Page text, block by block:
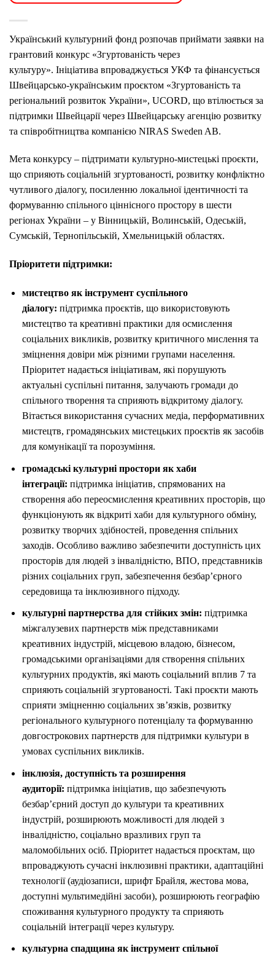
Український культурний фонд розпочав приймати заявки на
грантовий конкурс «Згуртованість через
культуру». Ініціатива впроваджується УКФ та фінансується
Швейцарсько-українським проєктом «Згуртованість та
регіональний розвиток України», UCORD, що втілюється за
підтримки Швейцарії через Швейцарську агенцію розвитку
та співробітництва компанією NIRAS Sweden AB.
Мета конкурсу – підтримати культурно-мистецькі проєкти,
що сприяють соціальній згуртованості, розвитку конфліктно
чутливого діалогу, посиленню локальної ідентичності та
формуванню спільного ціннісного простору в шести
регіонах України – у Вінницькій, Волинській, Одеській,
Сумській, Тернопільській, Хмельницькій областях.
Пріоритети підтримки:
мистецтво як інструмент суспільного
діалогу: підтримка проєктів, що використовують
мистецтво та креативні практики для осмислення
соціальних викликів, розвитку критичного мислення та
зміцнення довіри між різними групами населення.
Пріоритет надається ініціативам, які порушують
актуальні суспільні питання, залучають громади до
спільного творення та сприяють відкритому діалогу.
Вітається використання сучасних медіа, перформативних
мистецтв, громадянських мистецьких проєктів як засобів
для комунікації та порозуміння.
громадські культурні простори як хаби
інтеграції: підтримка ініціатив, спрямованих на
створення або переосмислення креативних просторів, що
функціонують як відкриті хаби для культурного обміну,
розвитку творчих здібностей, проведення спільних
заходів. Особливо важливо забезпечити доступність цих
просторів для людей з інвалідністю, ВПО, представників
різних соціальних груп, забезпечення безбар’єрного
середовища та інклюзивного підходу.
культурні партнерства для стійких змін: підтримка
міжгалузевих партнерств між представниками
креативних індустрій, місцевою владою, бізнесом,
громадськими організаціями для створення спільних
культурних продуктів, які мають соціальний вплив 7 та
сприяють соціальній згуртованості. Такі проєкти мають
сприяти зміцненню соціальних зв’язків, розвитку
регіонального культурного потенціалу та формуванню
довгострокових партнерств для підтримки культури в
умовах суспільних викликів.
інклюзія, доступність та розширення
аудиторії: підтримка ініціатив, що забезпечують
безбар’єрний доступ до культури та креативних
індустрій, розширюють можливості для людей з
інвалідністю, соціально вразливих груп та
маломобільних осіб. Пріоритет надається проєктам, що
впроваджують сучасні інклюзивні практики, адаптаційні
технології (аудіозаписи, шрифт Брайля, жестова мова,
доступні мультимедійні засоби), розширюють географію
споживання культурного продукту та сприяють
соціальній інтеграції через культуру.
культурна спадщина як інструмент спільної